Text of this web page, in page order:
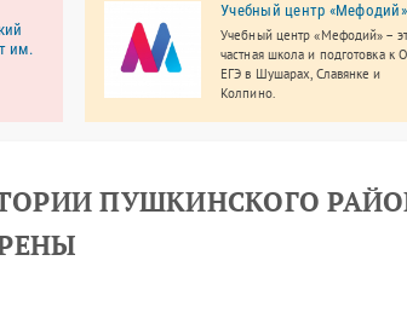
им.
Учебный центр «Мефодий»
Учебный центр «Мефодий» –
частная школа и подготовка к
ЕГЭ в Шушарах, Славянке и
Колпино.
ПУШКИНСКОГО